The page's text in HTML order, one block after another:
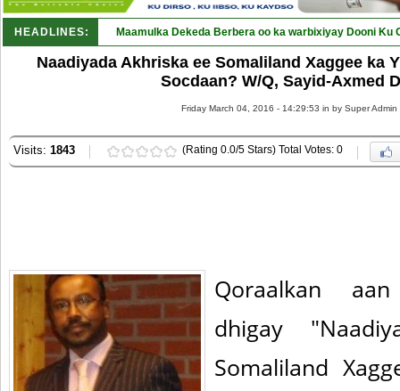
HEADLINES: Maamulka Dekeda Berbera oo ka warbixiyay Dooni Ku
Naadiyada Akhriska ee Somaliland Xaggee ka
Socdaan? W/Q, Sayid-Axmed
Friday March 04, 2016 - 14:29:53 in by Super Admin
Visits: 1843 (Rating 0.0/5 Stars) Total Votes: 0
Qoraalkan
dhigay
Somaliland